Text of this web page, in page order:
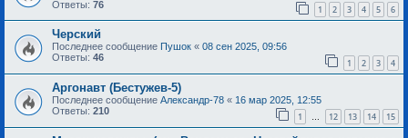
Ответы: 76 1 2 3 4 5 6
Черский
Последнее сообщение Пушок « 08 сен 2025, 09:56
Ответы: 46 1 2 3 4
Аргонавт (Бестужев-5)
Последнее сообщение Александр-78 « 16 мар 2025, 12:55
Ответы: 210 1 … 12 13 14 15